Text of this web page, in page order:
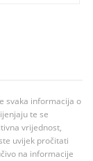
svaka informacija o
te se
vrijednost,
uvijek pročitati
na informacije